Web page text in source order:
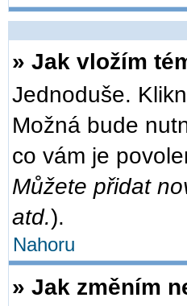
» Jak vložím
Jednoduše.
Možná bude
co vám je
Můžete přidat
atd.).
Nahoru
» Jak změním